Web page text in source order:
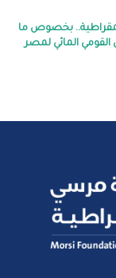
بخصوص ما
المائي لمصر